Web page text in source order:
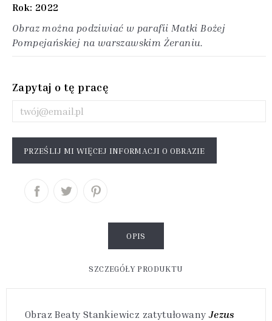
Rok: 2022
Obraz można podziwiać w parafii Matki Bożej
Pompejańskiej na warszawskim Żeraniu.
Zapytaj o tę pracę
PRZEŚLIJ MI WIĘCEJ INFORMACJI O OBRAZIE
OPIS
SZCZEGÓŁY PRODUKTU
Obraz Beaty Stankiewicz zatytułowanyJezus